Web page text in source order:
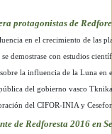
protagonistas de
en el crecimiento de las
demostrase con estudios
la influencia de la Luna
del gobierno vasco
del CIFOR-INIA y
de Redforesta 2016 en